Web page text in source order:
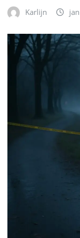
Karlijn